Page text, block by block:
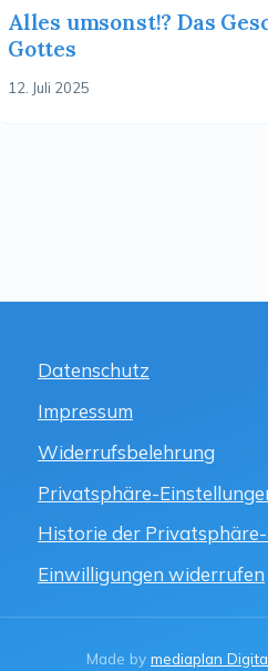
Alles umsonst!? Das
Gottes
12. Juli 2025
Datenschutz
Impressum
Widerrufsbelehrung
Privatsphäre-
Historie der
Einwilligungen widerrufen
Made by mediaplan